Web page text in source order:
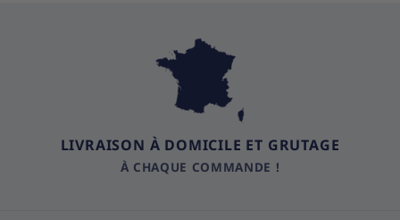
LIVRAISON À DOMICILE ET GRUTAGE
À CHAQUE COMMANDE !